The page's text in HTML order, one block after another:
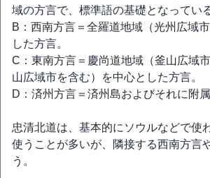
域の方言で、標準語の基礎となっている
B：西南方言＝全羅道地域（光州広域
した方言。
C：東南方言＝慶尚道地域（釜山広域
山広域市を含む）を中心とした方言。
D：済州方言＝済州島およびそれに附
忠清北道は、基本的にソウルなどで使
使うことが多いが、隣接する西南方言
う。